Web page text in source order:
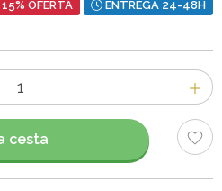
15% OFERTA ENTREGA 24-48H
cesta